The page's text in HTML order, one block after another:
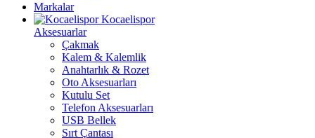
Markalar
Kocaelispor
Aksesuarlar
Çakmak
Kalem & Kalemlik
Anahtarlık & Rozet
Oto Aksesuarları
Kutulu Set
Telefon Aksesuarları
USB Bellek
Sırt Çantası